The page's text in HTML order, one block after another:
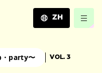
ZH
EN
・party〜 VOL. 3